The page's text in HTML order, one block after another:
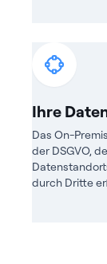
Ihre
Das On-
der DSGVO,
durch Dritte